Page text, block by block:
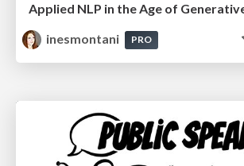
Applied NLP in the Age of
inesmontani
PRO